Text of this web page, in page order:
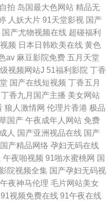
拍 岛国最大色网站 精品无
人妖大片 91天堂影视 国产
国产尤物视频在线 超碰福利
频 日本日韩欧美在线 黄色
av 麻豆影院免费 五月天堂
视频网站J 51福利影院 丁香
国产在线短视频 丁香五月
丁香九月国产主播 美女网站
狼人激情网 伦理片香港 极品
国产 午夜成年人网站 免费
人 国产亚洲视品在线 国产
国产精品网络 孕妇无码在线
午夜啪视频 91啪水蜜桃网 国
院视频全集 国产孕妇无码视
午夜神马伦理 毛片网站美女
91视频免费在线 91午夜在线